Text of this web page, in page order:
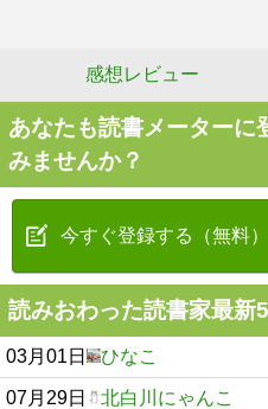
感想レビュー
あなたも読書メーターに
みませんか？
今すぐ登録する（無料）
読みおわった読書家最新
03月01日 ひなこ
07月29日 北白川にゃんこ